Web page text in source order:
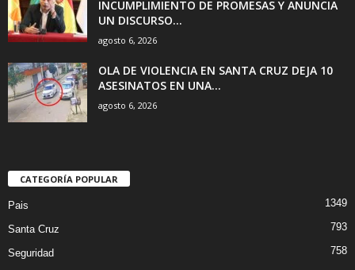
INCUMPLIMIENTO DE PROMESAS Y ANUNCIA
UN DISCURSO...
agosto 6, 2026
OLA DE VIOLENCIA EN SANTA CRUZ DEJA 10
ASESINATOS EN UNA...
agosto 6, 2026
CATEGORÍA POPULAR
Pais 1349
Santa Cruz 793
Seguridad
758